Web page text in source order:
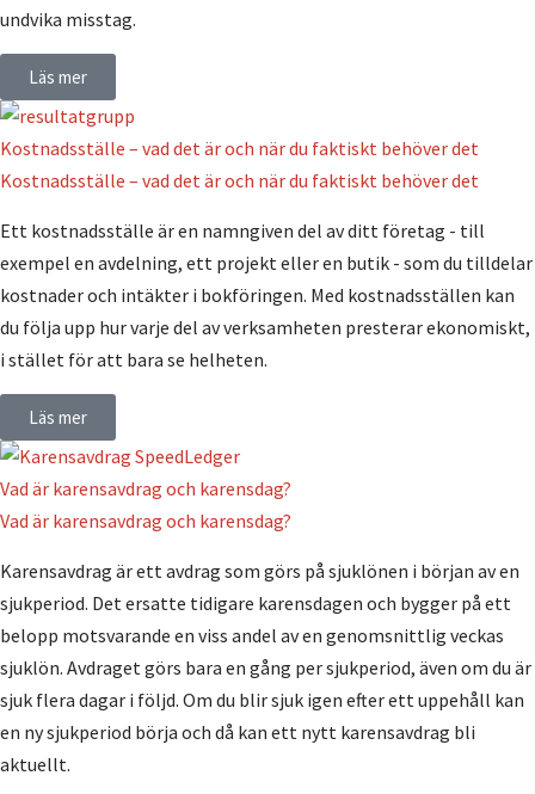
undvika misstag.
Läs mer
Kostnadsställe – vad det är och när du faktiskt behöver det
Kostnadsställe – vad det är och när du faktiskt behöver det
Ett kostnadsställe är en namngiven del av ditt företag - till
exempel en avdelning, ett projekt eller en butik - som du tilldelar
kostnader och intäkter i bokföringen. Med kostnadsställen kan
du följa upp hur varje del av verksamheten presterar ekonomiskt,
i stället för att bara se helheten.
Läs mer
Vad är karensavdrag och karensdag?
Vad är karensavdrag och karensdag?
Karensavdrag är ett avdrag som görs på sjuklönen i början av en
sjukperiod. Det ersatte tidigare karensdagen och bygger på ett
belopp motsvarande en viss andel av en genomsnittlig veckas
sjuklön. Avdraget görs bara en gång per sjukperiod, även om du är
sjuk flera dagar i följd. Om du blir sjuk igen efter ett uppehåll kan
en ny sjukperiod börja och då kan ett nytt karensavdrag bli
aktuellt.